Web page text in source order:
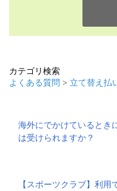
カテゴリ検索
よくある質問 > 立て替え払
海外にでかけているとき
は受けられますか？
【スポーツクラブ】利